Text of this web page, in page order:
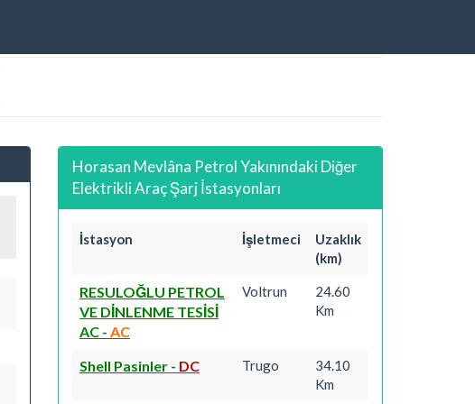
Horasan Mevlâna Petrol Yakınındaki Diğer
Elektrikli Araç Şarj İstasyonları
İstasyon İşletmeci
Uzaklık
(km)
RESULOĞLU PETROL
VE DİNLENME TESİSİ
AC - AC
Voltrun
24.60
Km
Shell Pasinler - DC Trugo
34.10
Km